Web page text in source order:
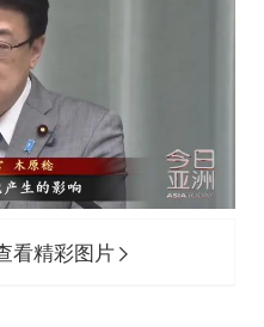
看精彩图片